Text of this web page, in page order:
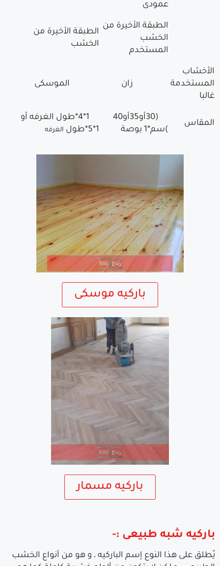
عمودى
الطبقة الأخيرة من
الخشب
المستخدم
الطبقة الأخيرة من
الخشب
الأخشاب
المستخدمة
غالبا
زان الموسكى
المقاس
(30أو35أو40
)سم*1 بوصة
1*4*طول الغرفه أو
1*5*طول
الغرفه
باركيه موسكى
باركيه مسمار
باركيه شبه طبيعى :-
يُطلق على هذا النوع إسم الباركيه ، و هو من أنواع الخشب